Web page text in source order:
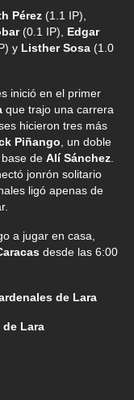
Pérez (1.1 IP),
(0.1 IP), Edgar
y Listher Sosa (1.0
inició en el primer
que trajo una carrera
hicieron tres más
Piñango, un doble
de Alí Sánchez.
jonrón solitario
ligó apenas de
a jugar en casa,
desde las 6:00
de Lara
de Lara